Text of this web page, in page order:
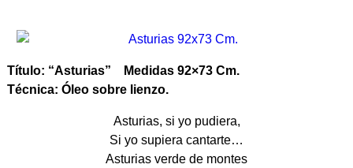
Título: “Asturias” Medidas 92×73 Cm.
Técnica: Óleo sobre lienzo.
Asturias, si yo pudiera,
Si yo supiera cantarte…
Asturias verde de montes